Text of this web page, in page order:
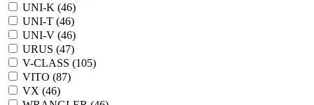
UNI-K (46)
UNI-T (46)
UNI-V (46)
URUS (47)
V-CLASS (105)
VITO (87)
VX (46)